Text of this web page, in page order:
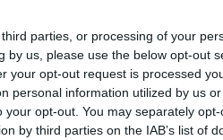
parties, or processing of your
by us, please use the below opt-out
your opt-out request is processed
personal information utilized by us
opt-out. You may separately
by third parties on the IAB’s list of
de su equipo hasta el final
inicio de la segunda parte,
48, Ioannidis con un buen